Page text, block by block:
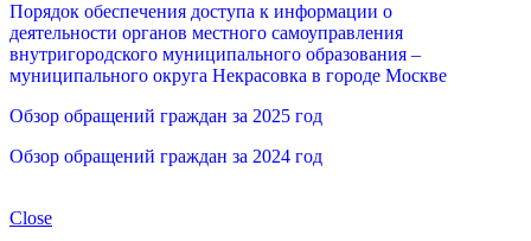
Порядок обеспечения доступа к информации о
деятельности органов местного самоуправления
внутригородского муниципального образования –
муниципального округа Некрасовка в городе Москве
Обзор обращений граждан за 2025 год
Обзор обращений граждан за 2024 год
Close